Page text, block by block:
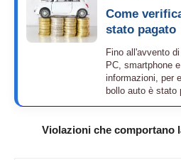
Come
stato pagato
Fino all'avvento
PC, smartphone
informazioni, per
bollo auto è stato
Violazioni che comportano